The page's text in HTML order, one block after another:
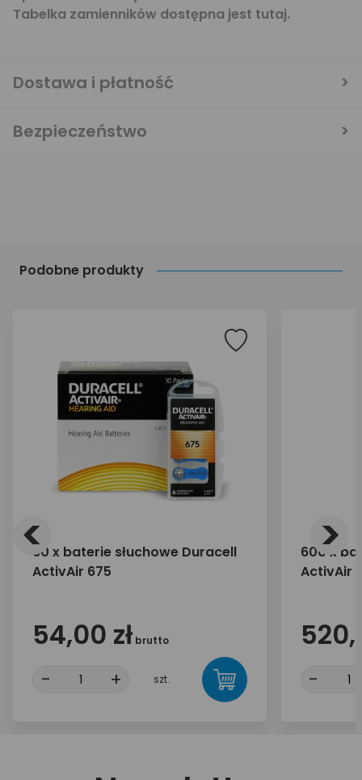
Podobne produkty
60 x baterie słuchowe Duracell
ActivAir 675
54,00 zł brutto
- + szt.
600 x
ActivAir
-
< >
Tabelka zamienników dostępna jest tutaj.
Dostawa i płatność
Bezpieczeństwo